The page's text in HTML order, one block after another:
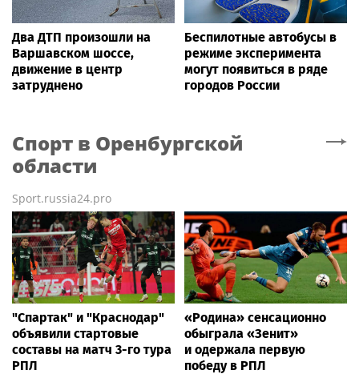
Два ДТП произошли на
Варшавском шоссе,
движение в центр
затруднено
Беспилотные автобусы в
режиме эксперимента
могут появиться в ряде
городов России
Спорт в Оренбургской
области
Sport.russia24.pro
"Спартак" и "Краснодар"
объявили стартовые
составы на матч 3-го тура
РПЛ
«Родина» сенсационно
обыграла «Зенит»
и одержала первую
победу в РПЛ